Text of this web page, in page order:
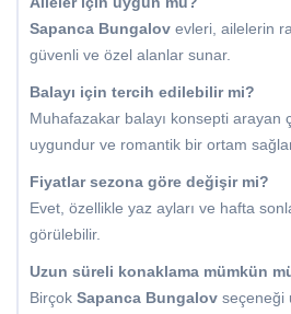
Sapanca Bungalov evleri, ailelerin
güvenli ve özel alanlar sunar.
Balayı için tercih edilebilir mi?
Muhafazakar balayı konsepti arayan
uygundur ve romantik bir ortam
Fiyatlar sezona göre değişir mi?
Evet, özellikle yaz ayları ve hafta
görülebilir.
Uzun süreli konaklama mümkün
Birçok Sapanca Bungalov seçeneği